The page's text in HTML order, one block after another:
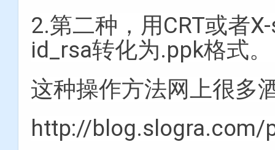
2.第二种，用CRT或者
id_rsa转化为.ppk格式。
这种操作方法网上很多
http://blog.slogra.com/